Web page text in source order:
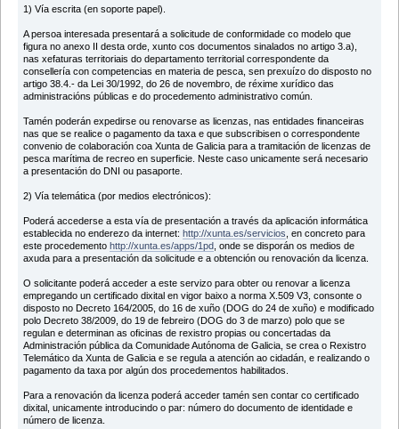
1) Vía escrita (en soporte papel).
A persoa interesada presentará a solicitude de conformidade co modelo que
figura no anexo II desta orde, xunto cos documentos sinalados no artigo 3.a),
nas xefaturas territoriais do departamento territorial correspondente da
consellería con competencias en materia de pesca, sen prexuízo do disposto no
artigo 38.4.- da Lei 30/1992, do 26 de novembro, de réxime xurídico das
administracións públicas e do procedemento administrativo común.
Tamén poderán expedirse ou renovarse as licenzas, nas entidades financeiras
nas que se realice o pagamento da taxa e que subscribisen o correspondente
convenio de colaboración coa Xunta de Galicia para a tramitación de licenzas de
pesca marítima de recreo en superficie. Neste caso unicamente será necesario
a presentación do DNI ou pasaporte.
2) Vía telemática (por medios electrónicos):
Poderá accederse a esta vía de presentación a través da aplicación informática
establecida no enderezo da internet:http://xunta.es/servicios , en concreto para
este procedementohttp://xunta.es/apps/1pd , onde se disporán os medios de
axuda para a presentación da solicitude e a obtención ou renovación da licenza.
O solicitante poderá acceder a este servizo para obter ou renovar a licenza
empregando un certificado dixital en vigor baixo a norma X.509 V3, consonte o
disposto no Decreto 164/2005, do 16 de xuño (DOG do 24 de xuño) e modificado
polo Decreto 38/2009, do 19 de febreiro (DOG do 3 de marzo) polo que se
regulan e determinan as oficinas de rexistro propias ou concertadas da
Administración pública da Comunidade Autónoma de Galicia, se crea o Rexistro
Telemático da Xunta de Galicia e se regula a atención ao cidadán, e realizando o
pagamento da taxa por algún dos procedementos habilitados.
Para a renovación da licenza poderá acceder tamén sen contar co certificado
dixital, unicamente introducindo o par: número do documento de identidade e
número de licenza.